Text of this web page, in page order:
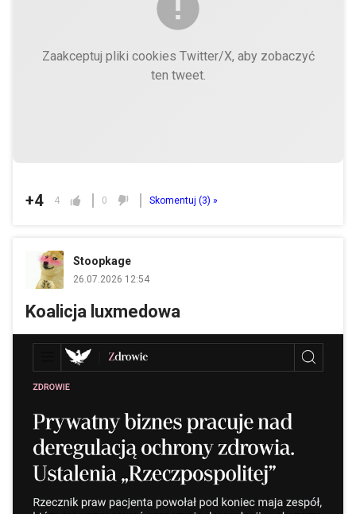
Zaakceptuj pliki cookies Twitter/X, aby zobaczyć
ten tweet.
+4 4 0 Skomentuj (3) »
Stoopkage
26.07.2026 12:54
Koalicja luxmedowa